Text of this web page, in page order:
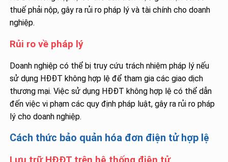
thuế phải nộp, gây ra rủi ro pháp lý và tài chính cho doanh
nghiệp.
Rủi ro về pháp lý
Doanh nghiệp có thể bị truy cứu trách nhiệm pháp lý nếu
sử dụng HĐĐT không hợp lệ để tham gia các giao dịch
thương mại. Việc sử dụng HĐĐT không hợp lệ có thể dẫn
đến việc vi phạm các quy định pháp luật, gây ra rủi ro pháp
lý cho doanh nghiệp.
Cách thức bảo quản hóa đơn điện tử hợp lệ
Lưu trữ HĐĐT trên hệ thống điện tử